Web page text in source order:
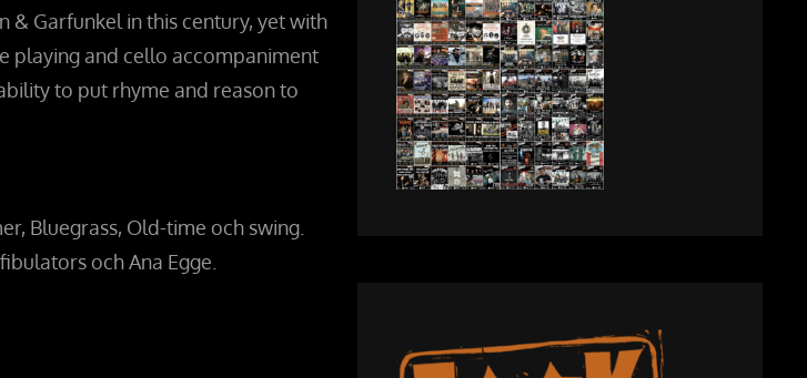
& Garfunkel in this century, yet with
playing and cello accompaniment
to put rhyme and reason to
Bluegrass, Old-time och swing.
och Ana Egge.